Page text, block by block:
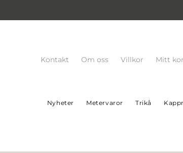
Kontakt Om oss Villkor Mitt
Nyheter Metervaror Trikå